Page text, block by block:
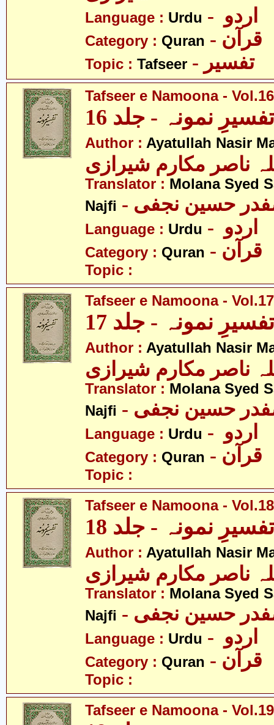
Language : Urdu
Category : Quran - قرآن
Topic : Tafseer - تفسیر
Tafseer e Namoona - Vol.16
تفسیرِ نمونہ - جلد 16
Author : Ayatullah Nasir
ناصر مکارم شیرازی
Translator : Molana Syed
Najfi
صفدر حسین نجفی
Language : Urdu
Category : Quran - قرآن
Topic :
Tafseer e Namoona - Vol.17
تفسیرِ نمونہ - جلد 17
Author : Ayatullah Nasir
ناصر مکارم شیرازی
Translator : Molana Syed
Najfi
صفدر حسین نجفی
Language : Urdu
Category : Quran - قرآن
Topic :
Tafseer e Namoona - Vol.18
تفسیرِ نمونہ - جلد 18
Author : Ayatullah Nasir
ناصر مکارم شیرازی
Translator : Molana Syed
Najfi
صفدر حسین نجفی
Language : Urdu
Category : Quran - قرآن
Topic :
Tafseer e Namoona - Vol.19